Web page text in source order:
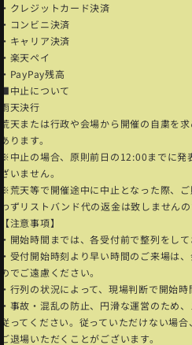
・クレジットカード決済
・コンビニ決済
・キャリア決済
・楽天ペイ
・PayPay残高
■中止について
雨天決行
荒天または行政や会場から開催の自粛を
あります。
※中止の場合、原則前日の12:00までに発
ざいません。
※荒天等で開催途中に中止となった際、
わずリストバンド代の返金は致しません
【注意事項】
・開始時間までは、各受付前で整列をして
・受付開始時刻より早い時間のご来場は
のでご遠慮ください。
・行列の状況によって、現場判断で開始時
・事故・混乱の防止、円滑な運営のため
従ってください。従っていただけない場
ご退場いただくことがございます。